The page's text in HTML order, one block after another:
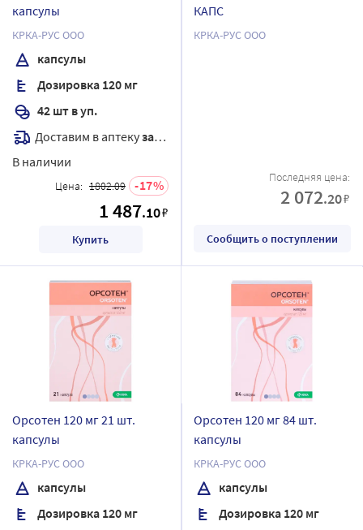
капсулы
КРКА-РУС ООО
капсулы
Дозировка 120 мг
42 шт в уп.
Доставим в аптекузавтра
В наличии
Цена: 1802.09 17
1 487.10₽
Купить
КАПС
КРКА-РУС ООО
Последняя цена:
2 072.20₽
Сообщить о поступлении
Орсотен 120 мг 21 шт.
капсулы
КРКА-РУС ООО
капсулы
Дозировка 120 мг
Орсотен 120 мг 84 шт.
капсулы
КРКА-РУС ООО
капсулы
Дозировка 120 мг